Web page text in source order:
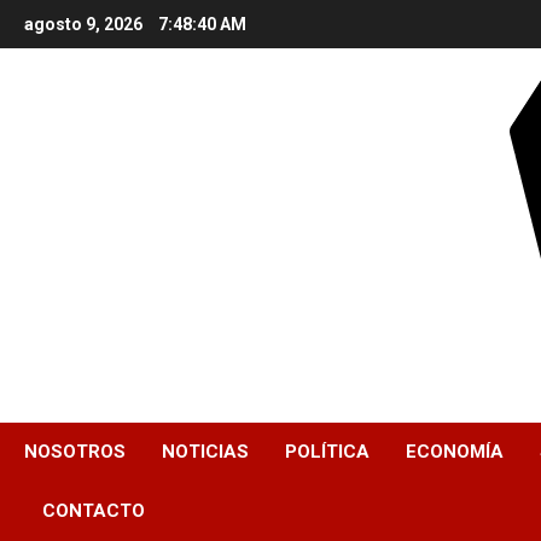
to
agosto 9, 2026 7:48:41 AM
NOSOTROS NOTICIAS POLÍTICA ECONOMÍA
CONTACTO